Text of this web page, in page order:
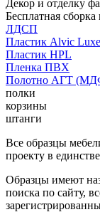
Декор и отделку
Бесплатная
ЛДСП
Пластик Alvic Luxe
Пластик HPL
Пленка ПВХ
Полотно АГТ
полки
корзины
штанги
Все образцы
проекту в
Образцы имеют
поиска по сайту,